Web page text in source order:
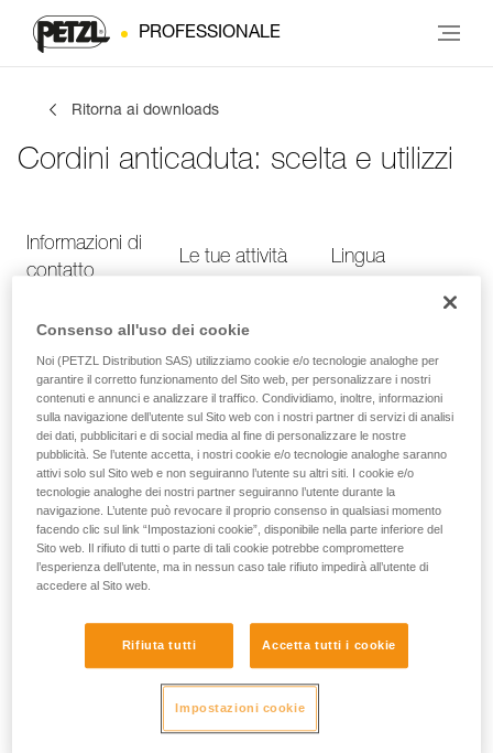
PROFESSIONALE
Ritorna ai downloads
Cordini anticaduta: scelta e utilizzi
Informazioni di
contatto
Le tue attività Lingua
Informazioni di contatto
Inserisci i tuoi dati di contatto
NOME*
COGNOME *
Consenso all'uso dei cookie
Noi (PETZL Distribution SAS) utilizziamo cookie e/o tecnologie analoghe per
garantire il corretto funzionamento del Sito web, per personalizzare i nostri
contenuti e annunci e analizzare il traffico. Condividiamo, inoltre, informazioni
sulla navigazione dell’utente sul Sito web con i nostri partner di servizi di analisi
dei dati, pubblicitari e di social media al fine di personalizzare le nostre
pubblicità. Se l’utente accetta, i nostri cookie e/o tecnologie analoghe saranno
attivi solo sul Sito web e non seguiranno l’utente su altri siti. I cookie e/o
tecnologie analoghe dei nostri partner seguiranno l’utente durante la
navigazione. L’utente può revocare il proprio consenso in qualsiasi momento
facendo clic sul link “Impostazioni cookie”, disponibile nella parte inferiore del
Sito web. Il rifiuto di tutti o parte di tali cookie potrebbe compromettere
l’esperienza dell’utente, ma in nessun caso tale rifiuto impedirà all’utente di
accedere al Sito web.
Rifiuta tutti Accetta tutti i cookie
Impostazioni cookie